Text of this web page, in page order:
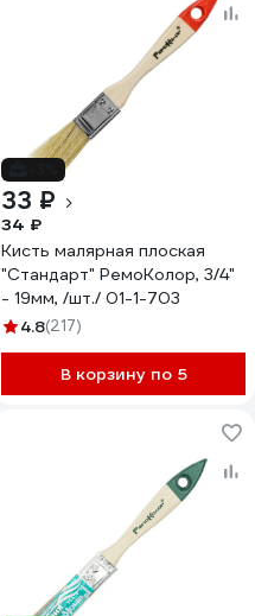
33 ₽
34 ₽
Кисть малярная плоская
"Стандарт" РемоКолор, 3/4"
- 19мм, /шт./ 01-1-703
4.8(217)
В корзину по 5